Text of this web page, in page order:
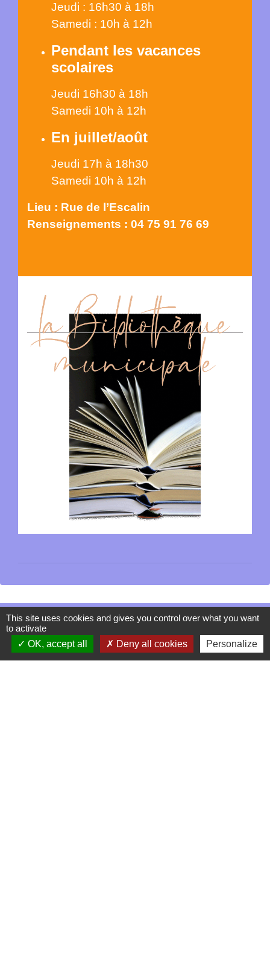
Jeudi : 16h30 à 18h
Samedi : 10h à 12h
Pendant les vacances
scolaires
Jeudi 16h30 à 18h
Samedi 10h à 12h
En juillet/août
Jeudi 17h à 18h30
Samedi 10h à 12h
Lieu : Rue de l’Escalin
Renseignements : 04 75 91 76 69
Contacts
La Garde-Adhémar
25, rue Pauline de Simiane
This site uses cookies and gives you control over what you want
to activate
OK, accept all
Deny all cookies Personalize